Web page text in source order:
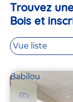
Trouvez
Bois et
Vue liste
Babilou